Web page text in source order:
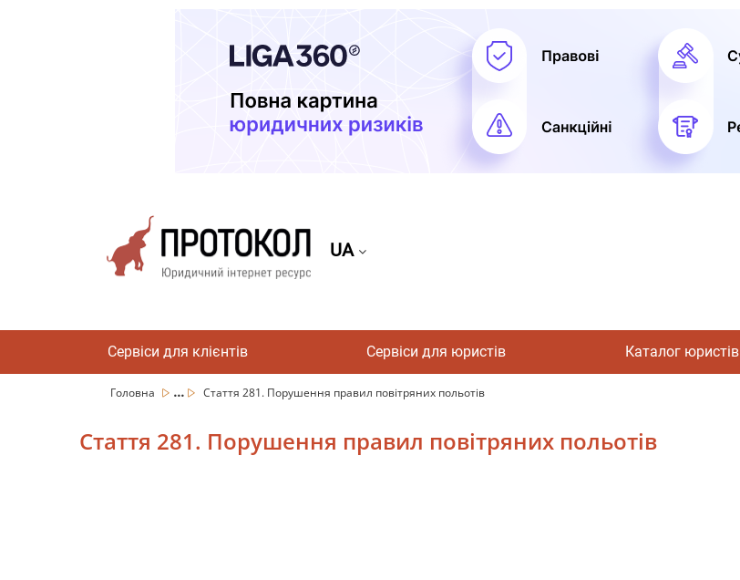
UA
Сервіси для клієнтів Сервіси для юристів Каталог юристів
Головна ... Стаття 281. Порушення правил повітряних польотів
Стаття 281. Порушення правил повітряних польотів